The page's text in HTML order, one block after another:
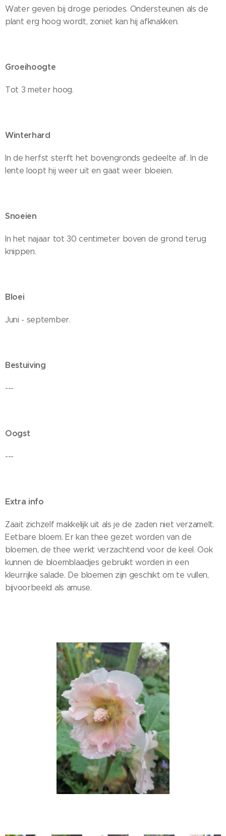
Water geven bij droge periodes. Ondersteunen als de
plant erg hoog wordt, zoniet kan hij afknakken.
Groeihoogte
Tot 3 meter hoog.
Winterhard
In de herfst sterft het bovengronds gedeelte af. In de
lente loopt hij weer uit en gaat weer bloeien.
Snoeien
In het najaar tot 30 centimeter boven de grond terug
knippen.
Bloei
Juni - september.
Bestuiving
---
Oogst
---
Extra info
Zaait zichzelf makkelijk uit als je de zaden niet verzamelt.
Eetbare bloem. Er kan thee gezet worden van de
bloemen, de thee werkt verzachtend voor de keel. Ook
kunnen de bloemblaadjes gebruikt worden in een
kleurrijke salade. De bloemen zijn geschikt om te vullen,
bijvoorbeeld als amuse.